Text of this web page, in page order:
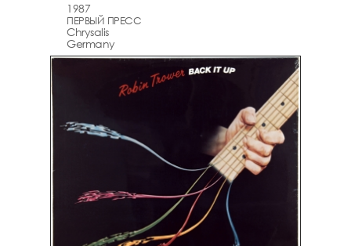
1987
ПЕРВЫЙ ПРЕСС
Chrysalis
Germany